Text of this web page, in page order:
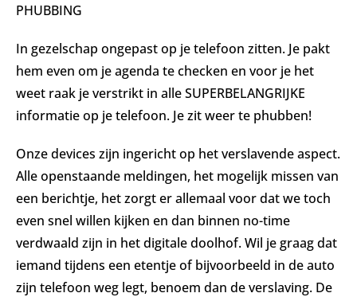
PHUBBING
In gezelschap ongepast op je telefoon zitten. Je pakt
hem even om je agenda te checken en voor je het
weet raak je verstrikt in alle SUPERBELANGRIJKE
informatie op je telefoon. Je zit weer te phubben!
Onze devices zijn ingericht op het verslavende aspect.
Alle openstaande meldingen, het mogelijk missen van
een berichtje, het zorgt er allemaal voor dat we toch
even snel willen kijken en dan binnen no-time
verdwaald zijn in het digitale doolhof. Wil je graag dat
iemand tijdens een etentje of bijvoorbeeld in de auto
zijn telefoon weg legt, benoem dan de verslaving. De